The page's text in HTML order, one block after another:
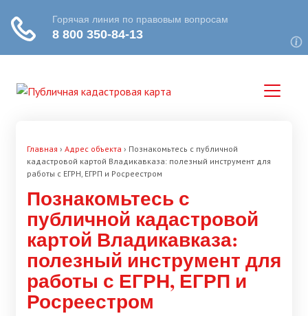
Главная › Адрес объекта › Познакомьтесь с публичной
кадастровой картой Владикавказа: полезный инструмент для
работы с ЕГРН, ЕГРП и Росреестром
Познакомьтесь с
публичной кадастровой
картой Владикавказа:
полезный инструмент для
работы с ЕГРН, ЕГРП и
Росреестром